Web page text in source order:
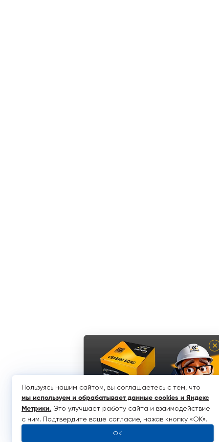
×
Пользуясь нашим сайтом, вы соглашаетесь с тем, что
мы используем и обрабатывает данные cookies и Яндекс
Метрики. Это улучшает работу сайта и взаимодействие
с ним. Подтвердите ваше согласие, нажав кнопку «OK».
OK